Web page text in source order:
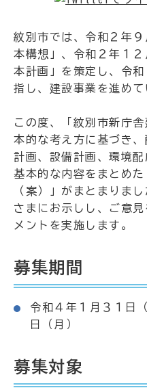
紋別市では、令和２年
本構想」、令和２年１
本計画」を策定し、令
指し、建設事業を進めて
この度、「紋別市新庁
本的な考え方に基づき
計画、設備計画、環境
基本的な内容をまとめ
（案）」がまとまりま
さまにお示しし、ご意
メントを実施します。
募集期間
令和４年１月３１日
日（月）
募集対象